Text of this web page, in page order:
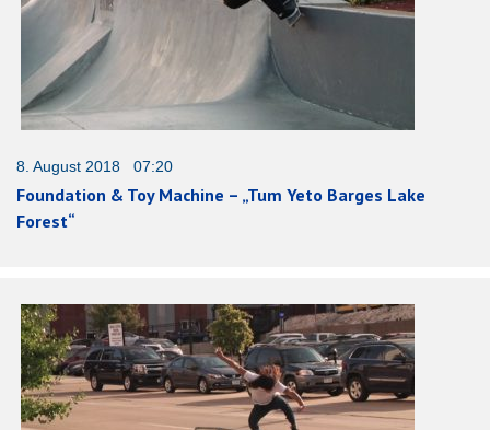
8. August 2018 07:20
Foundation & Toy Machine – „Tum Yeto Barges Lake
Forest“